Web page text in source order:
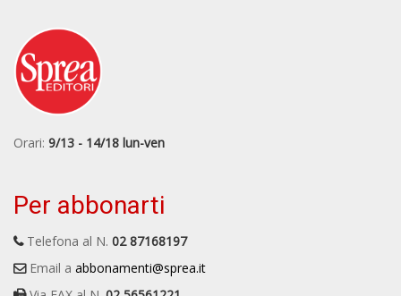
Orari: 9/13 - 14/18 lun-ven
Per abbonarti
Telefona al N. 02 87168197
Email a abbonamenti@sprea.it